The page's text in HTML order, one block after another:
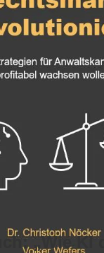
„Wie KI